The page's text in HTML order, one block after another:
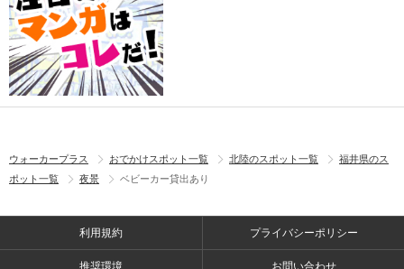
ウォーカープラス おでかけスポット一覧 北陸のスポット一覧
福井県のス
ポット一覧
夜景 ベビーカー貸出あり
利用規約 プライバシーポリシー